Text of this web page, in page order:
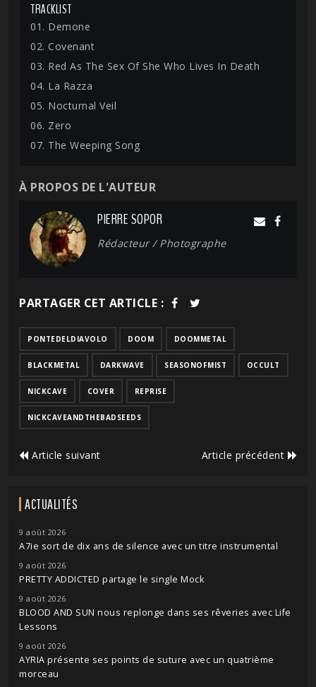
TRACKLIST
01. Demone
02. Covenant
03. Red As The Sex Of She Who Lives In Death
04. La Razza
05. Nocturnal Veil
06. Zero
07. The Weeping Song
À PROPOS DE L'AUTEUR
PIERRE SOPOR
Rédacteur / Photographe
PARTAGER CET ARTICLE :
PONTEDELDIAVOLO DOOM DOOMMETAL
BLACKMETAL DARKWAVE SEASONOFMIST OCCULT
NICKCAVE COVER REPRISE
NICKCAVEANDTHEBADSEEDS
Article suivant Article précédent
ACTUALITÉS
9 août 2026
A7ie sort de dix ans de silence avec un titre instrumental
9 août 2026
PRETTY ADDICTED partage le single Mock
9 août 2026
BLOOD AND SUN nous replonge dans ses rêveries avec Life
Lessons
9 août 2026
AYRIA présente ses points de suture avec un quatrième
morceau